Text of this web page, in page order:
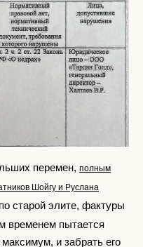
перемен, полным
Шойгу и Руслана
старой элите, фактуры
временем пытается
и забрать его